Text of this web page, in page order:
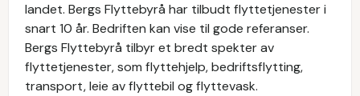
landet. Bergs Flyttebyrå har tilbudt flyttetjenester i
snart 10 år. Bedriften kan vise til gode referanser.
Bergs Flyttebyrå tilbyr et bredt spekter av
flyttetjenester, som flyttehjelp, bedriftsflytting,
transport, leie av flyttebil og flyttevask.